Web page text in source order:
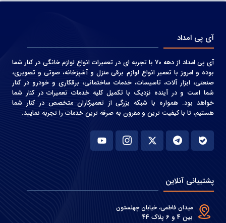
آی پی امداد
آی پی امداد از دهه 70 با تجربه ای در تعمیرات انواع لوازم خانگی در کنار شما
بوده و امروز با تعمیر انواع لوازم برقی منزل و آشپزخانه، صوتی و‌ تصویری،
صنعتی، ابزار آلات، تاسیسات، خدمات ساختمانی، برقکاری و خودرو در کنار
شما است و در آینده نزدیک با تکمیل کلیه خدمات تعمیرات در کنار شما
خواهد بود. همواره با شبکه بزرگی از تعمیرکاران متخصص در کنار شما
هستیم، تا با کیفیت ترین و مقرون به صرفه ترین خدمات را تجربه نمایید.
پشتیبانی آنلاین
میدان فاطمی، خیابان چهلستون
بین 4 و 6 پلاک 44